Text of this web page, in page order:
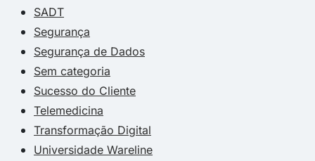
SADT
Segurança
Segurança de Dados
Sem categoria
Sucesso do Cliente
Telemedicina
Transformação Digital
Universidade Wareline